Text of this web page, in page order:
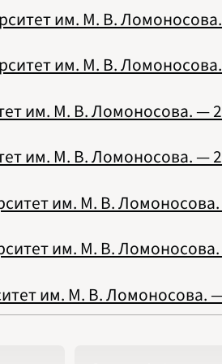
1995
1998
1999
2001
2002
2004
2005
2008
2009
2011
2012
2014
2015
2016
им. М. В.
им. М. В.
им. М. В. Ломоносова. —
им. М. В. Ломоносова. —
им. М. В.
им. М. В.
им. М. В. Ломоносова.